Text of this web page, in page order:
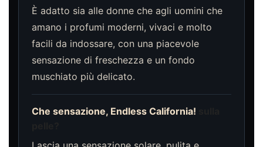
È adatto sia alle donne che agli uomini che
amano i profumi moderni, vivaci e molto
facili da indossare, con una piacevole
sensazione di freschezza e un fondo
muschiato più delicato.
Che sensazione, Endless California!